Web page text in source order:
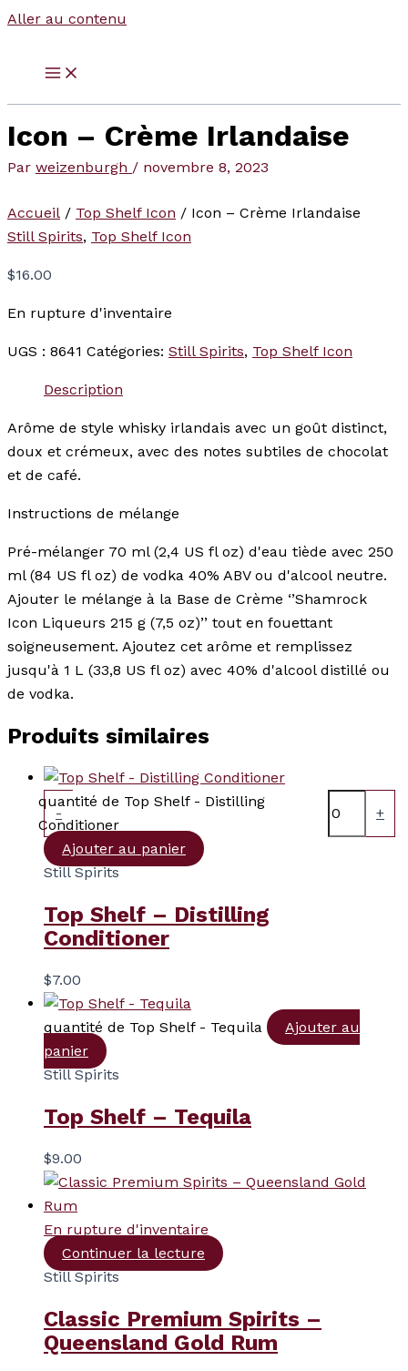
Aller au contenu
Icon – Crème Irlandaise
Par weizenburgh / novembre 8, 2023
Accueil / Top Shelf Icon / Icon – Crème Irlandaise
Still Spirits, Top Shelf Icon
$16.00
En rupture d'inventaire
UGS : 8641 Catégories: Still Spirits, Top Shelf Icon
Description
Arôme de style whisky irlandais avec un goût distinct,
doux et crémeux, avec des notes subtiles de chocolat
et de café.
Instructions de mélange
Pré-mélanger 70 ml (2,4 US fl oz) d'eau tiède avec 250
ml (84 US fl oz) de vodka 40% ABV ou d'alcool neutre.
Ajouter le mélange à la Base de Crème ‘’Shamrock
Icon Liqueurs 215 g (7,5 oz)’’ tout en fouettant
soigneusement. Ajoutez cet arôme et remplissez
jusqu'à 1 L (33,8 US fl oz) avec 40% d'alcool distillé ou
de vodka.
Produits similaires
-
quantité de Top Shelf - Distilling
Conditioner
+
Ajouter au panier
Still Spirits
Top Shelf – Distilling
Conditioner
$7.00
quantité de Top Shelf - Tequila
Ajouter au
panier
Still Spirits
Top Shelf – Tequila
$9.00
En rupture d'inventaire
Continuer la lecture
Still Spirits
Classic Premium Spirits –
Queensland Gold Rum